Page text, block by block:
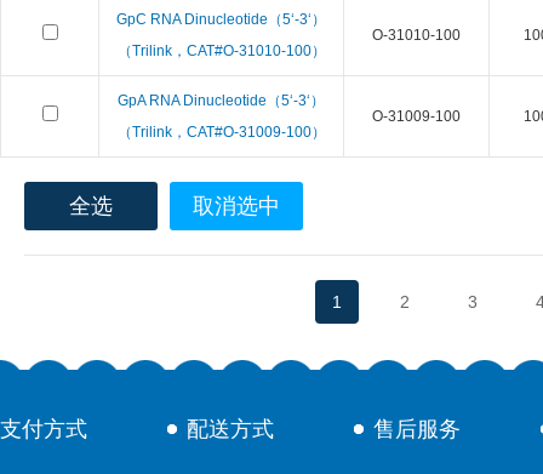
GpC RNA Dinucleotide（5‘-3‘）
（Trilink，CAT#O-31010-100）
O-31010-100
GpA RNA Dinucleotide（5‘-3‘）
（Trilink，CAT#O-31009-100）
O-31009-100
全选 取消选中
1 2 3
支付方式 配送方式 售后服务